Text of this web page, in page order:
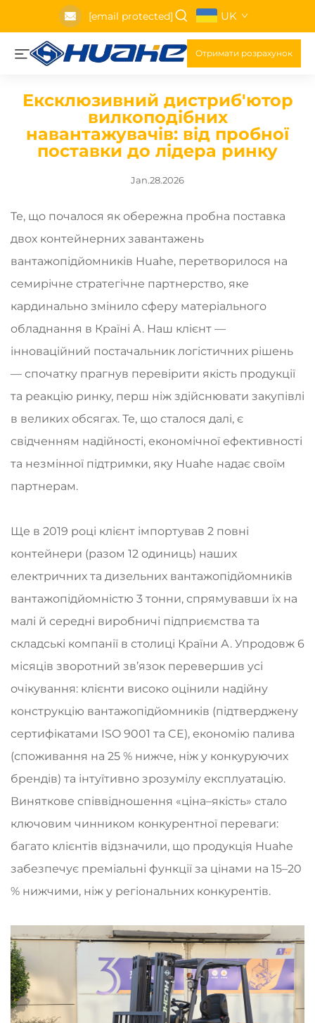
[email protected] UK
Отримати розрахунок
Ексклюзивний дистриб'ютор
вилкоподібних
навантажувачів: від пробної
поставки до лідера ринку
Jan.28.2026
Те, що почалося як обережна пробна поставка
двох контейнерних завантажень
вантажопідйомників Huahe, перетворилося на
семирічне стратегічне партнерство, яке
кардинально змінило сферу матеріального
обладнання в Країні А. Наш клієнт —
інноваційний постачальник логістичних рішень
— спочатку прагнув перевірити якість продукції
та реакцію ринку, перш ніж здійснювати закупівлі
в великих обсягах. Те, що сталося далі, є
свідченням надійності, економічної ефективності
та незмінної підтримки, яку Huahe надає своїм
партнерам.
Ще в 2019 році клієнт імпортував 2 повні
контейнери (разом 12 одиниць) наших
електричних та дизельних вантажопідйомників
вантажопідйомністю 3 тонни, спрямувавши їх на
малі й середні виробничі підприємства та
складські компанії в столиці Країни А. Упродовж 6
місяців зворотний зв’язок перевершив усі
очікування: клієнти високо оцінили надійну
конструкцію вантажопідйомників (підтверджену
сертифікатами ISO 9001 та CE), економію палива
(споживання на 25 % нижче, ніж у конкуруючих
брендів) та інтуїтивно зрозумілу експлуатацію.
Виняткове співвідношення «ціна–якість» стало
ключовим чинником конкурентної переваги:
багато клієнтів відзначили, що продукція Huahe
забезпечує преміальні функції за цінами на 15–20
% нижчими, ніж у регіональних конкурентів.